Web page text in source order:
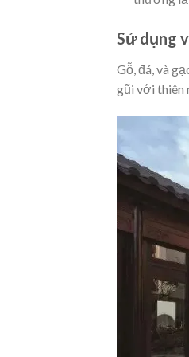
Sử dụng
Gỗ, đá, và
gũi với thiên